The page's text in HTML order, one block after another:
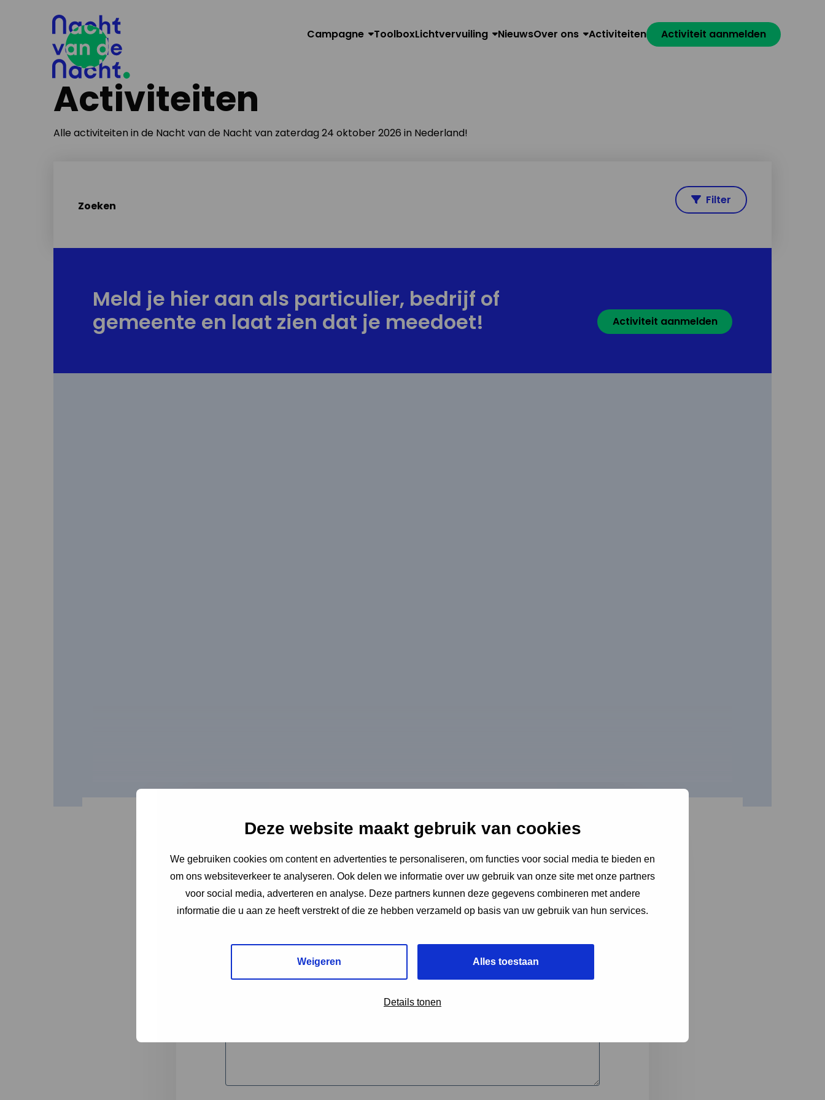
Deze website maakt gebruik van cookies
We gebruiken cookies om content en advertenties te personaliseren, om functies voor social media te bieden en
om ons websiteverkeer te analyseren. Ook delen we informatie over uw gebruik van onze site met onze partners
voor social media, adverteren en analyse. Deze partners kunnen deze gegevens combineren met andere
informatie die u aan ze heeft verstrekt of die ze hebben verzameld op basis van uw gebruik van hun services.
Weigeren Alles toestaan
Details tonen
Campagne ToolboxLichtvervuiling NieuwsOver ons Activiteiten Activiteit aanmelden
Activiteiten
Alle activiteiten in de Nacht van de Nacht van zaterdag 24 oktober 2026 in Nederland!
Zoeken Filter
Meld je hier aan als particulier, bedrijf of
gemeente en laat zien dat je meedoet!
Activiteit aanmelden
"* " geeft vereiste velden aan
1 2
3
Volledige omschrijving*